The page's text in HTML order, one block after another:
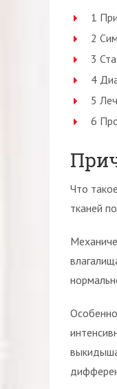
1
2
3
4
5
6
Что
тканей